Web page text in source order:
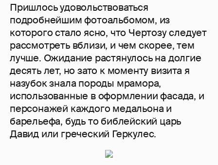
Пришлось удовольствоваться
подробнейшим фотоальбомом, из
которого стало ясно, что Чертозу следует
рассмотреть вблизи, и чем скорее, тем
лучше. Ожидание растянулось на долгие
десять лет, но зато к моменту визита я
назубок знала породы мрамора,
использованные в оформлении фасада, и
персонажей каждого медальона и
барельефа, будь то библейский царь
Давид или греческий Геркулес.